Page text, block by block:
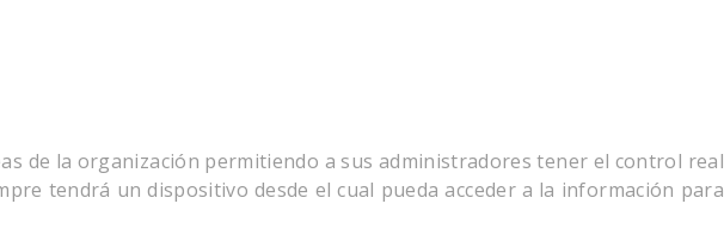
de la organización permitiendo a sus administradores tener el control real
tendrá un dispositivo desde el cual pueda acceder a la información para